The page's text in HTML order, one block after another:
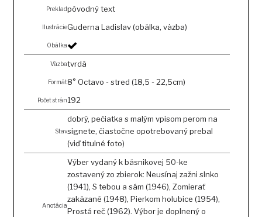
Prekladpôvodný text
IlustrácieGuderna Ladislav (obálka, väzba)
Obálka
Väzbatvrdá
Formát8° Octavo - stred (18,5 - 22,5cm)
Počet strán192
Stav
dobrý, pečiatka s malým vpisom perom na
signete, čiastočne opotrebovaný prebal
(viď titulné foto)
Anotácia
Výber vydaný k básnikovej 50-ke
zostavený zo zbierok: Neusínaj zažni slnko
(1941), S tebou a sám (1946), Zomierať
zakázané (1948), Pierkom holubice (1954),
Prostá reč (1962). Výbor je doplnený o